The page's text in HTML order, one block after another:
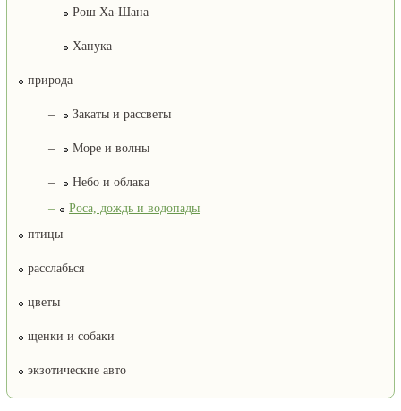
¦– Рош Ха-Шана
¦– Ханука
природа
¦– Закаты и рассветы
¦– Море и волны
¦–
Небо и облака
¦–
Роса, дождь и водопады
птицы
расслабься
цветы
щенки и собаки
экзотические авто